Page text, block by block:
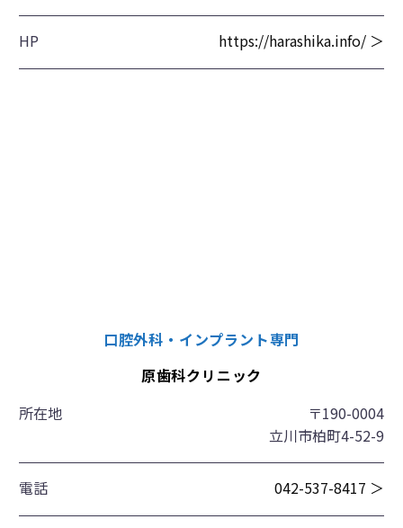
HP https://harashika.info/ ＞
口腔外科・インプラント専門
原歯科クリニック
所在地
〒190-0004
立川市柏町4-52-9
電話 042-537-8417 ＞